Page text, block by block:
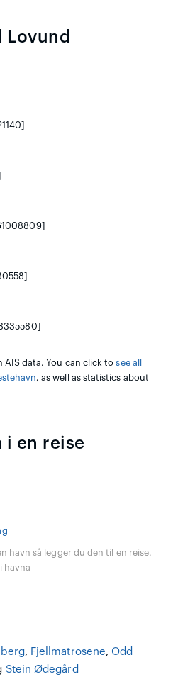
Lovund
AIS data. You can click tosee all
, as well as statistics about
i en reise
havn så legger du den til en reise.
havna
, Fjellmatrosene,Odd
Stein Ødegård